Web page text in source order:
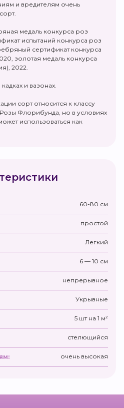
и вредителям очень
медаль конкурса роз
испытаний конкурса роз
сертификат конкурса
золотая медаль конкурса
2022.
и вазонах.
сорт относится к классу
Флорибунда, но в условиях
использоваться как
60-80 см
простой
Легкий
6 — 10 см
непрерывное
Укрывные
5 шт на 1 м²
стелющийся
очень высокая